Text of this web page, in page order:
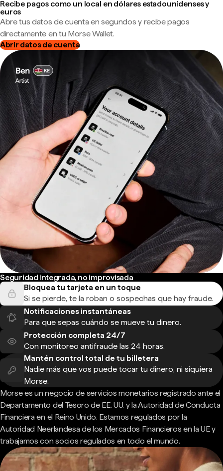
Recibe pagos como un local en dólares estadounidenses y
euros
Abre tus datos de cuenta en segundos y recibe pagos
directamente en tu Morse Wallet.
Abrir datos de cuenta
Seguridad integrada, no improvisada
Bloquea tu tarjeta en un toque
Si se pierde, te la roban o sospechas que hay fraude.
Notificaciones instantáneas
Para que sepas cuándo se mueve tu dinero.
Protección completa 24/7
Con monitoreo antifraude las 24 horas.
Mantén control total de tu billetera
Nadie más que vos puede tocar tu dinero, ni siquiera
Morse.
Morse es un negocio de servicios monetarios registrado ante el
Departamento del Tesoro de EE. UU. y la Autoridad de Conducta
Financiera en el Reino Unido. Estamos regulados por la
Autoridad Neerlandesa de los Mercados Financieros en la UE y
trabajamos con socios regulados en todo el mundo.